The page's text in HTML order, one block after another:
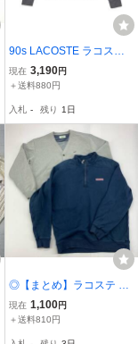
90s LACOSTE ラコステ
Vネック ワンポイント刺
繍 コットン ニット セー
現在 3,190円
＋送料880円
入札 - 残り 1日
◎【まとめ】ラコステ カ
ーディガン L ヴィニヤー
ドヴァインズ ハーフジッ
現在 1,100円
＋送料810円